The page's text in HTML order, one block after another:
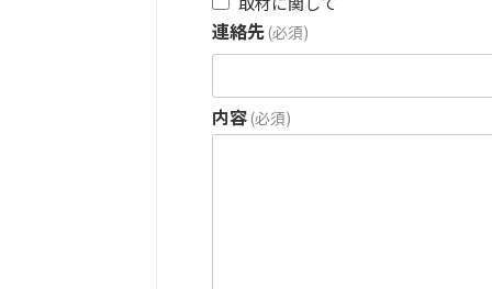
連絡先(必須)
内容(必須)